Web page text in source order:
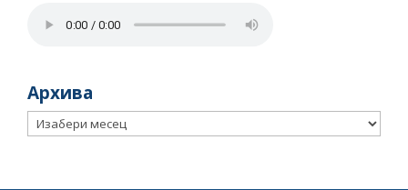
Архива
Архива